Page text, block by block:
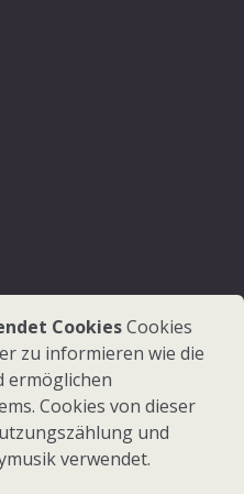
CookiesCookies
zu informieren wie die
ermöglichen
Cookies von dieser
und
verwendet.